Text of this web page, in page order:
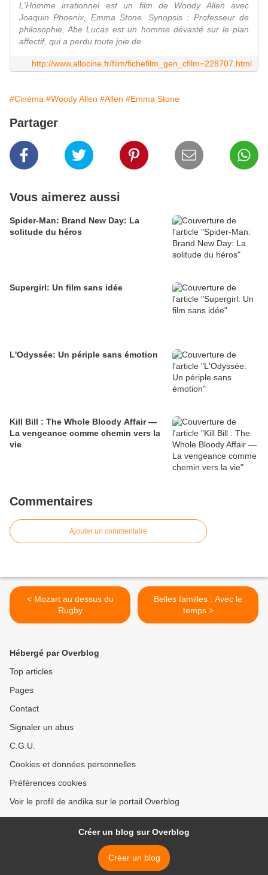
L'Homme irrationnel est un film de Woody Allen avec
Joaquin Phoenix, Emma Stone. Synopsis : Professeur de
philosophie, Abe Lucas est un homme dévasté sur le plan
affectif, qui a perdu toute joie de
http://www.allocine.fr/film/fichefilm_gen_cfilm=228707.html
#Cinéma #Woody Allen #Allen #Emma Stone
Partager
Vous aimerez aussi
Spider-Man: Brand New Day: La
solitude du héros
Supergirl: Un film sans idée
L'Odyssée: Un périple sans émotion
Kill Bill : The Whole Bloody Affair —
La vengeance comme chemin vers la
vie
Commentaires
Ajouter un commentaire
< Mozart au dessus du
Rugby
Belles familles : Avec le
temps >
Hébergé par Overblog
Top articles
Pages
Contact
Signaler un abus
C.G.U.
Cookies et données personnelles
Préférences cookies
Voir le profil de andika sur le portail Overblog
Créer un blog sur Overblog
Créer un blog